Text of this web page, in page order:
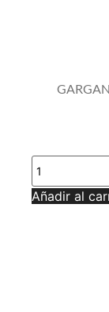
BOLITAS
AG
Añadir al